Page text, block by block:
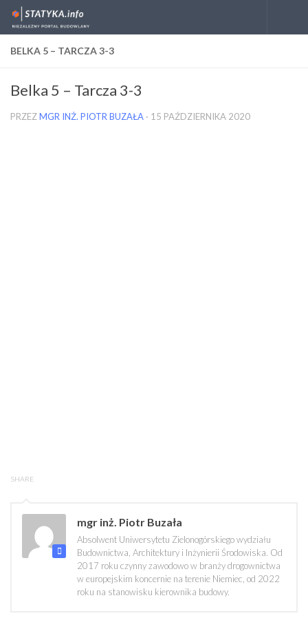
Skip to content
BELKA 5 – TARCZA 3-3
Belka 5 – Tarcza 3-3
PRZEZMGR INŻ. PIOTR BUZAŁA · 15 PAŹDZIERNIKA 2020
SHARE
mgr inż. Piotr Buzała
Absolwent Uniwersytetu Zielonogórskiego wydziału
Budownictwa, Architektury i Inżynierii Środowiska. Od
2017 roku czynny zawodowo w branży drogownictwa
w europejskim koncernie na terenie Niemiec, od 2022
roku na stanowisku kierownika budowy.